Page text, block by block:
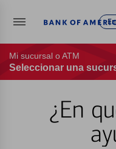
Mi sucursal o ATM
Seleccionar una
¿En